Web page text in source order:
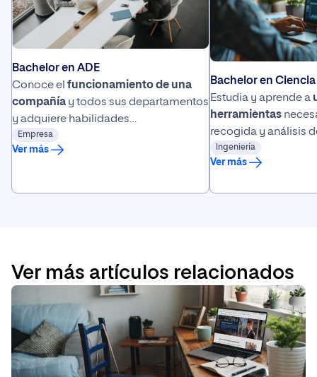
Bachelor en ADE
Conoce el funcionamiento de una
compañía y todos sus departamentos
y adquiere habilidades
decomunicación
éxito empresarial.
Empresa
Ver más
Bachelor en
Estudia y aprende a
herramientas
recogida y análisis
desaber
decisiones en base
Ingeniería
Ver más
Ver más artículos relacionados